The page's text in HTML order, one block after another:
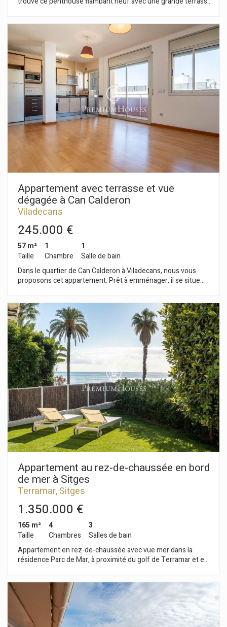
commune, d'un ascenseur et d'un parking souterrain.
L'appartement est réparti sur deux niveaux. Au rez-de-
chaussée, vous trouverez un grand séjour/salle à manger
lumineux avec cuisine intégrée. Viennent ensuite trois
chambres doubles, dont une suite parentale avec salle de
bains semi-ouverte. Une autre salle de bains complète
dessert le reste de l'étage. À l'étage, en haut de l'escalier, se
trouvent une salle de bains complète et une chambre double
donnant accès à la terrasse de 40 m² et offrant une vue
spectaculaire sur la Plaça de la Vila. Toutes les chambres sont
équipées de grands placards intégrés. Il est possible
d'acquérir une place de parking et un espace de rangement
dans le même immeuble. L'appartement est situé en plein
cœur de Vilanova i la Geltrú, dans une zone piétonne, avec
tous les services au rez-de-chaussée et à cinq minutes à pied
de la gare.
Appartement avec terrasse et vue
dégagée à Can Calderon
Viladecans
245.000 €
57 m²
Taille
1
Chambre
1
Salle de bain
Dans le quartier de Can Calderon à Viladecans, nous vous
proposons cet appartement. Prêt à emménager, il se situe
un séjour/salle à manger donnant sur une terrasse offrant
une vue dégagée. Attenante, nous avons une cuisine
américaine qui donne accès à une buanderie. La zone de nuit
se compose d'une chambre double avec salle de bains
privative qui dessert tout l'appartement. Le quartier de Can
Calderon à Viladecans est réputé pour son emplacement
stratégique. À deux pas du centre commercial Vila Marina, de
la gare et de l'autoroute, il permet un accès facile au centre-
ville.
Appartement au rez-de-chaussée en bord
de mer à Sitges
Terramar, Sitges
1.350.000 €
165 m²
Taille
4
Chambres
3
Salles de bain
Appartement en rez-de-chaussée avec vue mer dans la
résidence Parc de Mar, à proximité du golf de Terramar et en
paysagers de la résidence, fait de cet appartement un bien
d'exception. La résidence Parc de Mar propose une sécurité
24h/24, un service de conciergerie, plusieurs piscines et de
vastes jardins agrémentés de fontaines, ce qui en fait une